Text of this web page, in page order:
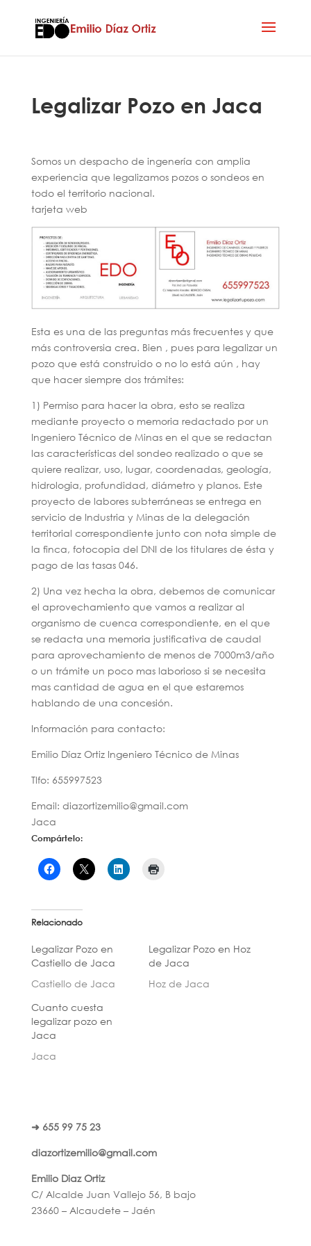
Legalizar Pozo en Jaca
Somos un despacho de ingenería con amplia
experiencia que legalizamos pozos o sondeos en
todo el territorio nacional.
tarjeta web
Esta es una de las preguntas más frecuentes y que
más controversia crea. Bien , pues para legalizar un
pozo que está construido o no lo está aún , hay
que hacer siempre dos trámites:
1) Permiso para hacer la obra, esto se realiza
mediante proyecto o memoria redactado por un
Ingeniero Técnico de Minas en el que se redactan
las características del sondeo realizado o que se
quiere realizar, uso, lugar, coordenadas, geología,
hidrologia, profundidad, diámetro y planos. Este
proyecto de labores subterráneas se entrega en
servicio de Industria y Minas de la delegación
territorial correspondiente junto con nota simple de
la finca, fotocopia del DNI de los titulares de ésta y
pago de las tasas 046.
2) Una vez hecha la obra, debemos de comunicar
el aprovechamiento que vamos a realizar al
organismo de cuenca correspondiente, en el que
se redacta una memoria justificativa de caudal
para aprovechamiento de menos de 7000m3/año
o un trámite un poco mas laborioso si se necesita
mas cantidad de agua en el que estaremos
hablando de una concesión.
Información para contacto:
Emilio Díaz Ortiz Ingeniero Técnico de Minas
Tlfo: 655997523
Email: diazortizemilio@gmail.com
Jaca
Compártelo:
Relacionado
Legalizar Pozo en
Castiello de Jaca
Castiello de Jaca
Legalizar Pozo en Hoz
de Jaca
Hoz de Jaca
Cuanto cuesta
legalizar pozo en
Jaca
Jaca
➜ 655 99 75 23
diazortizemilio@gmail.com
Emilio Diaz Ortiz
C/ Alcalde Juan Vallejo 56, B bajo
23660 – Alcaudete – Jaén